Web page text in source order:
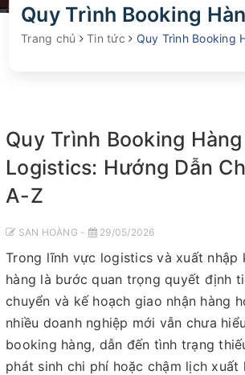
Trang chủ Tin tức Quy Trình Booking Hàng Trong
Quy Trình Booking
Logistics: Hướng Dẫn
A-Z
SAN HOÀNG - 29/05/2026
Trong lĩnh vực logistics và xuất nhập
hàng là bước quan trọng quyết định
chuyển và kế hoạch giao nhận hàng
nhiều doanh nghiệp mới vẫn chưa
booking hàng, dẫn đến tình trạng
phát sinh chi phí hoặc chậm lịch xuất